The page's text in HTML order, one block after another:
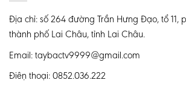
Địa chỉ: số 264 đường Trần Hưng Đạo, tổ 11,
thành phố Lai Châu, tỉnh Lai Châu.
Email: taybactv9999@gmail.com
Điện thoại: 0852.036.222